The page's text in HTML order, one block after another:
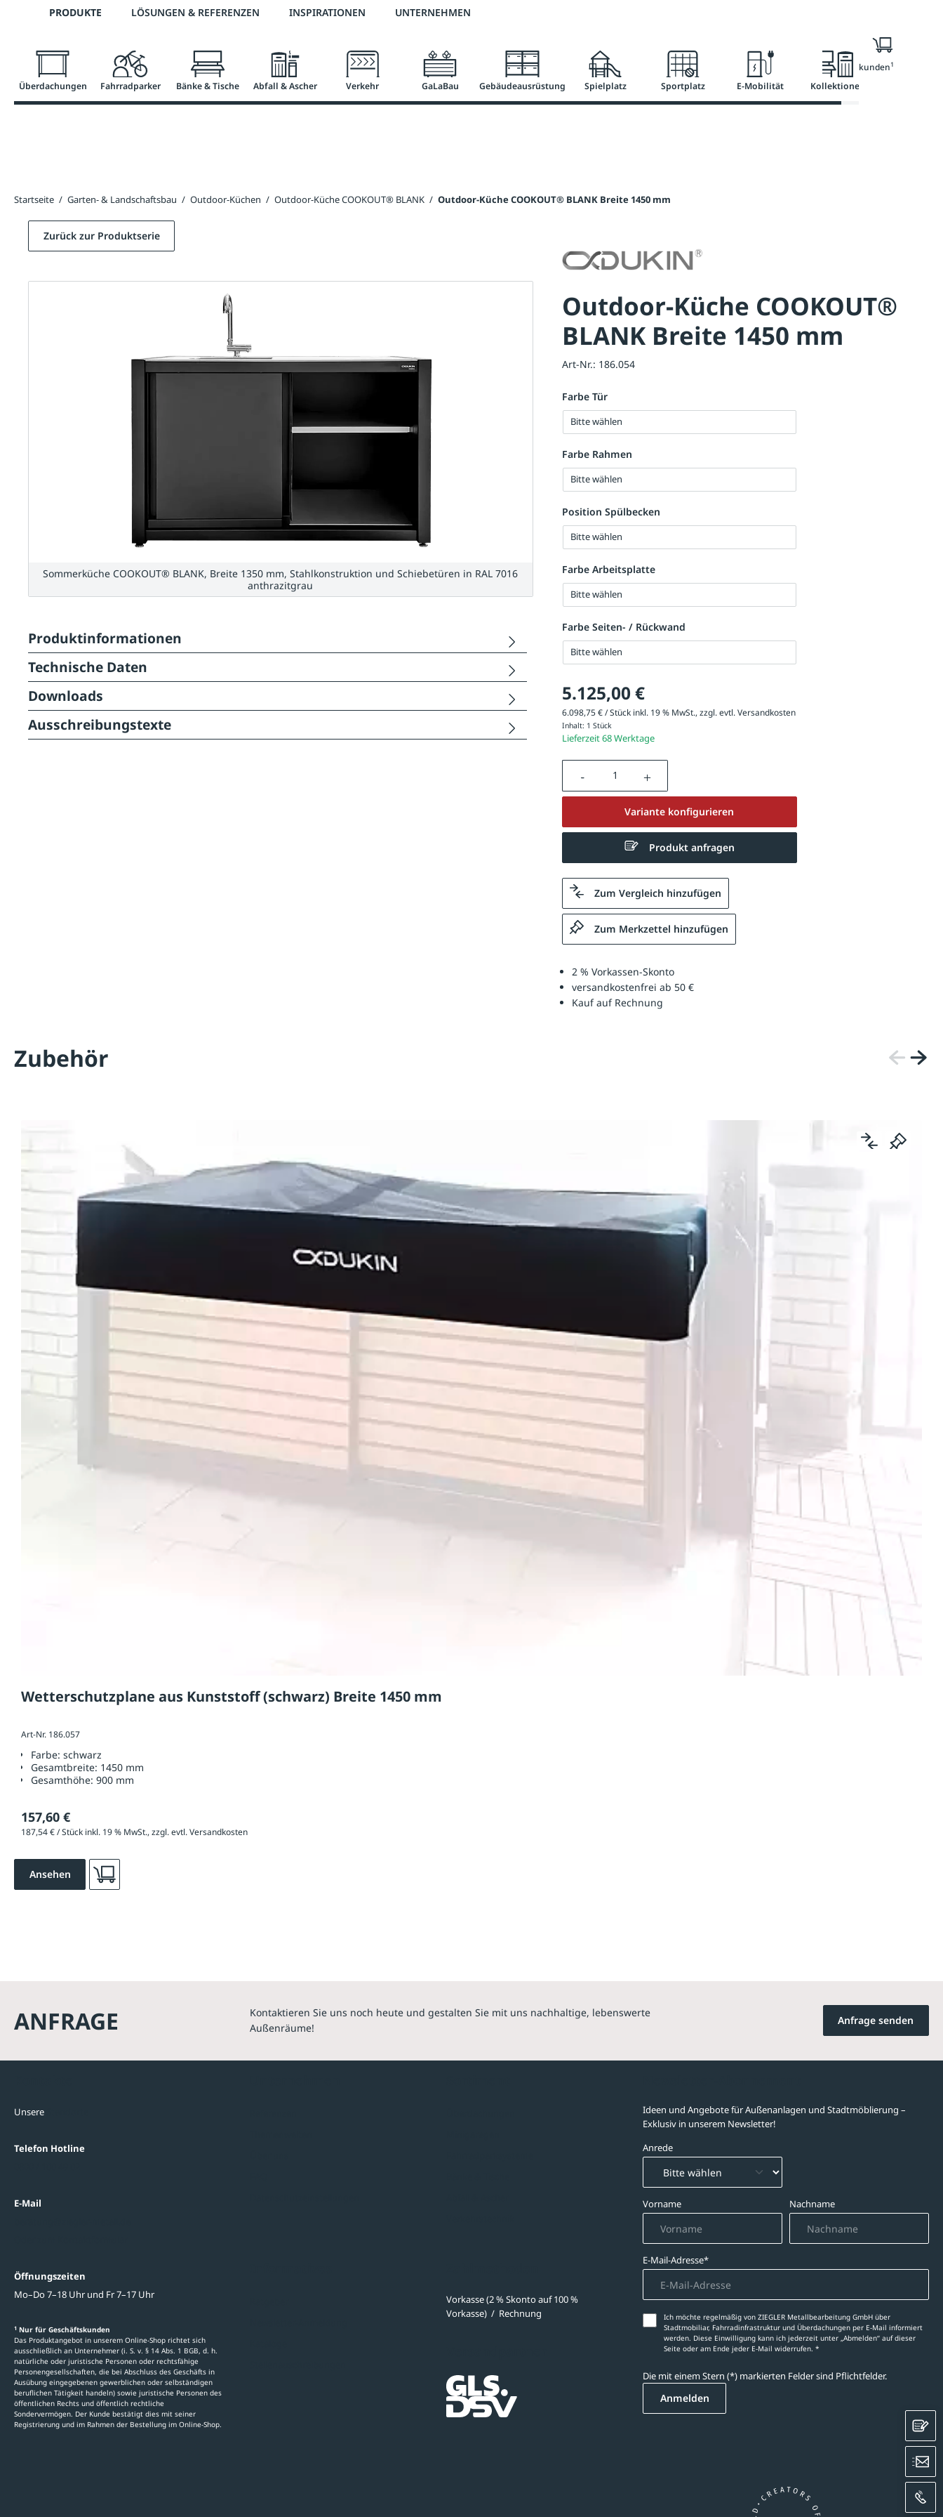
Zur Hauptnavigation springen
Telefon: 0800 / 100 49 02 2 % Vorkassen-Skonto versandkostenfrei ab 50 €
PRODUKTE LÖSUNGEN & REFERENZEN INSPIRATIONEN UNTERNEHMEN
Überdachungen Fahrradparker Bänke & Tische Abfall & Ascher Verkehr GaLaBau Gebäudeausrüstung Spielplatz Sportplatz E-Mobilität Kollektionen
Nur für Geschäftskunden1
Startseite / Garten- & Landschaftsbau / Outdoor-Küchen / Outdoor-Küche COOKOUT® BLANK / Outdoor-Küche COOKOUT® BLANK Breite 1450 mm
Outdoor-Küche COOKOUT®
BLANK Breite 1450 mm
Art-Nr.: 186.054
Farbe Tür
Bitte wählen
Farbe Rahmen
Bitte wählen
Position Spülbecken
Bitte wählen
Farbe Arbeitsplatte
Bitte wählen
Farbe Seiten- / Rückwand
Bitte wählen
5.125,00 €
6.098,75 € / Stück inkl. 19 % MwSt., zzgl. evtl.Versandkosten
Inhalt: 1 Stück
Lieferzeit 68 Werktage
Produkt Anzahl: Gib den gewünschten Wert ein oder
Variante konfigurieren
Produkt anfragen
Zum Vergleich hinzufügen
Zum Merkzettel hinzufügen
2 % Vorkassen-Skonto
versandkostenfrei ab 50 €
Kauf auf Rechnung
Zurück zur Produktserie
Sommerküche COOKOUT® BLANK, Breite 1350 mm, Stahlkonstruktion und Schiebetüren in RAL 7016
anthrazitgrau
Produktinformationen
Technische Daten
Downloads
Ausschreibungstexte
Zubehör
Wetterschutzplane aus Kunststoff (schwarz) Breite 1450 mm
Art-Nr. 186.057
Farbe: schwarz
Gesamtbreite: 1450 mm
Gesamthöhe: 900 mm
157,60 €
187,54 € / Stück inkl. 19 % MwSt., zzgl. evtl. Versandkosten
Ansehen
ANFRAGE
Kontaktieren Sie uns noch heute und gestalten Sie mit uns nachhaltige, lebenswerte
Außenräume!
Anfrage senden
Unsere
Telefon Hotline
E-Mail
Öffnungszeiten
Mo–Do 7–18 Uhr und Fr 7–17 Uhr
1 Nur für Geschäftskunden
Das Produktangebot in unserem Online-Shop richtet sich
ausschließlich an Unternehmer (i. S. v. § 14 Abs. 1 BGB, d. h.
natürliche oder juristische Personen oder rechtsfähige
Personengesellschaften, die bei Abschluss des Geschäfts in
Ausübung eingegebenen gewerblichen oder selbständigen
beruflichen Tätigkeit handeln) sowie juristische Personen des
öffentlichen Rechts und öffentlich rechtliche
Sondervermögen. Der Kunde bestätigt dies mit seiner
Registrierung und im Rahmen der Bestellung im Online-Shop.
Vorkasse (2 % Skonto auf 100 %
Vorkasse) / Rechnung
Ideen und Angebote für Außenanlagen und Stadtmöblierung –
Exklusiv in unserem Newsletter!
Anrede
Vorname Nachname
E-Mail-Adresse*
Ich möchte regelmäßig von ZIEGLER Metallbearbeitung GmbH über
Stadtmobiliar, Fahrradinfrastruktur und Überdachungen per E-Mail informiert
werden. Diese Einwilligung kann ich jederzeit unter „Abmelden‘‘ auf dieser
Seite oder am Ende jeder E-Mail widerrufen. *
Die mit einem Stern (*) markierten Felder sind Pflichtfelder.
Anmelden